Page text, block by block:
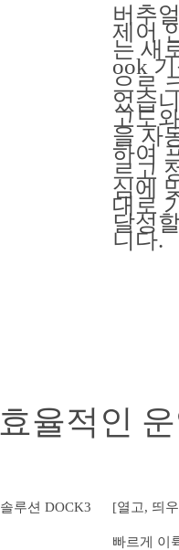
버추
제어
는 새
ook
으로
었습
고도
을 자
하여
르고
심에
대로
달성
니다.
효율적인
[열고, 띄
빠르게 이